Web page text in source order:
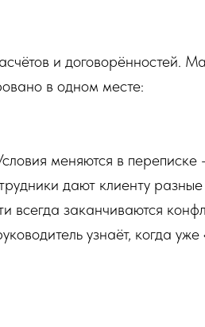
и договорённостей.
в одном месте:
меняются в
дают клиенту разные
всегда заканчиваются
узнаёт, когда уже